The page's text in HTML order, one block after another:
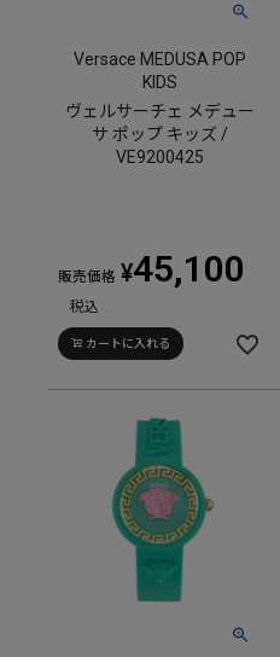
Versace MEDUSA POP
KIDS
ヴェルサーチェ メデュー
サ ポップ キッズ /
VE9200425
販売価格 ¥45,100
税込
カートに入れる